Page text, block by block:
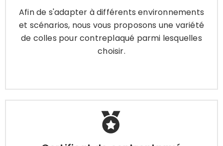
Afin de s'adapter à différents environnements
et scénarios, nous vous proposons une variété
de colles pour contreplaqué parmi lesquelles
choisir.
de colles pour contreplaqué parmi lesquelles
Apprendre encore plus
Certificat de contreplaqué